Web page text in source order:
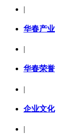
|
华春产业
|
华春荣誉
|
企业文化
|